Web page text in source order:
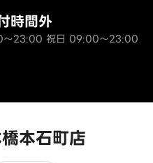
本石町店
時間外
23:00 祝日 09:00～23:00